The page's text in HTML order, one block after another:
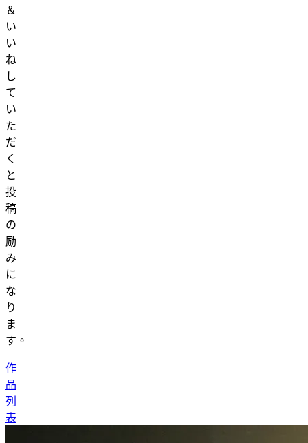
＆
い
い
ね
し
て
い
た
だ
く
と
投
稿
の
励
み
に
な
り
ま
す。
作
品
列
表